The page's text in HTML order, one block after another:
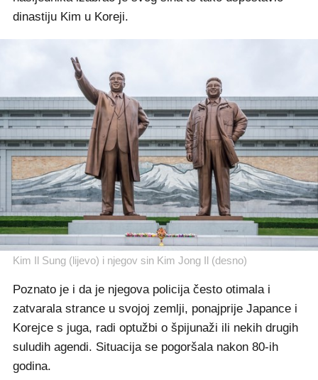
dinastiju Kim u Koreji.
Kim Il Sung (lijevo) i njegov sin Kim Jong Il (desno)
Poznato je i da je njegova policija često otimala i
zatvarala strance u svojoj zemlji, ponajprije Japance i
Korejce s juga, radi optužbi o špijunaži ili nekih drugih
suludih agendi. Situacija se pogoršala nakon 80-ih
godina.